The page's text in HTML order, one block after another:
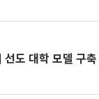
도 대학 모델 구축